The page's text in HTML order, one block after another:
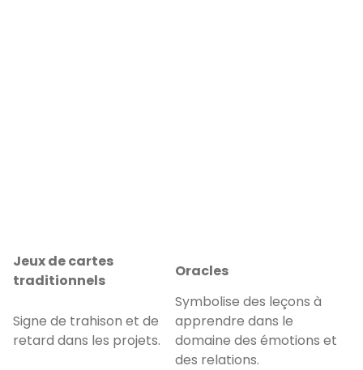
Jeux de cartes
traditionnels
Oracles
Signe de trahison et de
retard dans les projets.
Symbolise des leçons à
apprendre dans le
domaine des émotions et
des relations.